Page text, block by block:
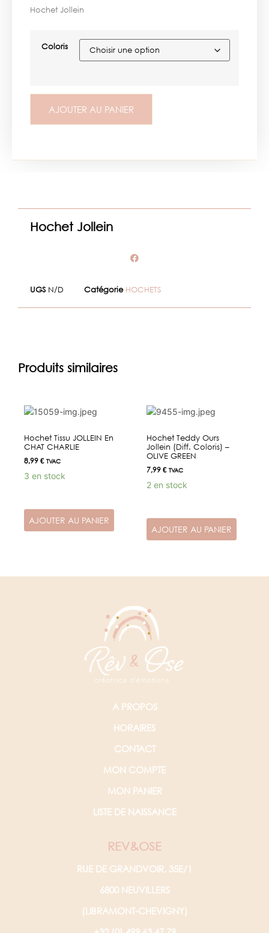
Hochet Jollein
Coloris
AJOUTER AU PANIER
Hochet Jollein
UGS N/D Catégorie HOCHETS
Produits similaires
Hochet Tissu JOLLEIN En
CHAT CHARLIE
8,99€ TVAC
3 en stock
AJOUTER AU PANIER
Hochet Teddy Ours
Jollein (diff. Coloris) –
OLIVE GREEN
7,99€ TVAC
2 en stock
AJOUTER AU PANIER
A PROPOS
HORAIRES
CONTACT
MON COMPTE
MON PANIER
LISTE DE NAISSANCE
REV&OSE
RUE DE GRANDVOIR, 35E/1
6800 NEUVILLERS
(LIBRAMONT-CHEVIGNY)